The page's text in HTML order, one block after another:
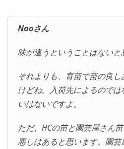
Naoさん
味が違うということはないと
それよりも、育苗で苗の良
けどね。入荷先によるので
いはないですよ。
ただ、HCの苗と園芸屋さん
悪しはあると思います。園